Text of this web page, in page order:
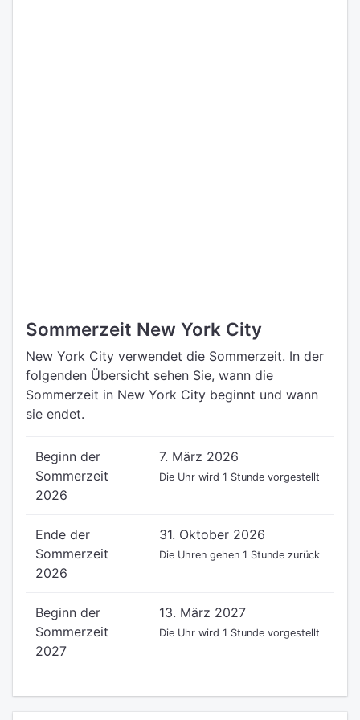
Sommerzeit New York City
New York City verwendet die Sommerzeit. In der
folgenden Übersicht sehen Sie, wann die
Sommerzeit in New York City beginnt und wann
sie endet.
Beginn der
Sommerzeit
2026
7. März 2026
Die Uhr wird 1 Stunde vorgestellt
Ende der
Sommerzeit
2026
31. Oktober 2026
Die Uhren gehen 1 Stunde zurück
Beginn der
Sommerzeit
2027
13. März 2027
Die Uhr wird 1 Stunde vorgestellt